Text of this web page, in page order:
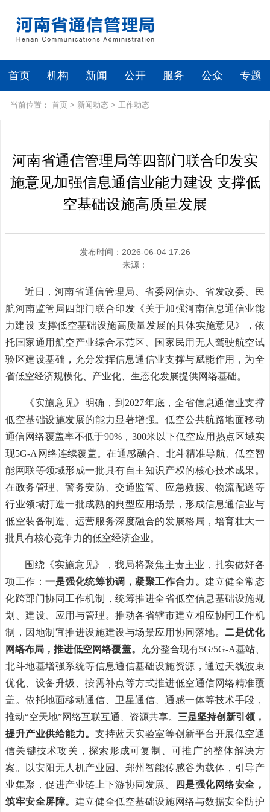
首页 机构 新闻 公开 服务 公众 专题
当前位置： 首页> 新闻动态 > 工作动态
河南省通信管理局等四部门联合印发实
施意见加强信息通信业能力建设 支撑低
空基础设施高质量发展
发布时间：2026-06-04 17:26
来源：
近日，河南省通信管理局、省委网信办、省发改委、民
航河南监管局四部门联合印发《关于加强河南信息通信业能
力建设 支撑低空基础设施高质量发展的具体实施意见》，依
托国家通用航空产业综合示范区、国家民用无人驾驶航空试
验区建设基础，充分发挥信息通信业支撑与赋能作用，为全
省低空经济规模化、产业化、生态化发展提供网络基础。
《实施意见》明确，到2027年底，全省信息通信业支撑
低空基础设施发展的能力显著增强。低空公共航路地面移动
通信网络覆盖率不低于90%，300米以下低空应用热点区域实
现5G-A网络连续覆盖。在通感融合、北斗精准导航、低空智
能网联等领域形成一批具有自主知识产权的核心技术成果。
在政务管理、警务安防、交通监管、应急救援、物流配送等
行业领域打造一批成熟的典型应用场景，形成信息通信业与
低空装备制造、运营服务深度融合的发展格局，培育壮大一
批具有核心竞争力的低空经济企业。
围绕《实施意见》，我局将聚焦主责主业，扎实做好各
项工作：一是强化统筹协调，凝聚工作合力。建立健全常态
化跨部门协同工作机制，统筹推进全省低空信息基础设施规
划、建设、应用与管理。推动各省辖市建立相应协同工作机
制，因地制宜推进设施建设与场景应用协同落地。二是优化
网络布局，推进低空网络覆盖。 充分整合现有5G/5G-A基站、
北斗地基增强系统等信息通信基础设施资源，通过天线波束
优化、设备升级、按需补点等方式推进低空通信网络精准覆
盖。依托地面移动通信、卫星通信、通感一体等技术手段，
推动“空天地”网络互联互通、资源共享。 三是坚持创新引领，
提升产业供给能力。支持蓝天实验室等创新平台开展低空通
信关键技术攻关，探索形成可复制、可推广的整体解决方
案。以安阳无人机产业园、郑州智能传感谷为载体，引导产
业集聚，促进产业链上下游协同发展。
四是强化网络安全，
筑牢安全屏障。 建立健全低空基础设施网络与数据安全防护